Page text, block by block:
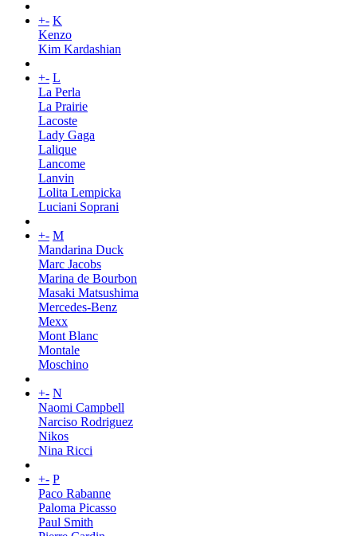
+- K
Kenzo
Kim Kardashian
+- L
La Perla
La Prairie
Lacoste
Lady Gaga
Lalique
Lancome
Lanvin
Lolita Lempicka
Luciani Soprani
+- M
Mandarina Duck
Marc Jacobs
Marina de Bourbon
Masaki Matsushima
Mercedes-Benz
Mexx
Mont Blanc
Montale
Moschino
+- N
Naomi Campbell
Narciso Rodriguez
Nikos
Nina Ricci
+- P
Paco Rabanne
Paloma Picasso
Paul Smith